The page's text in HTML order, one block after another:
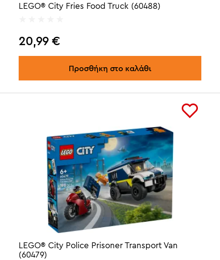
LEGO® City Fries Food Truck (60488)
20,99 €
Προσθήκη στο καλάθι
LEGO® City Police Prisoner Transport Van
(60479)